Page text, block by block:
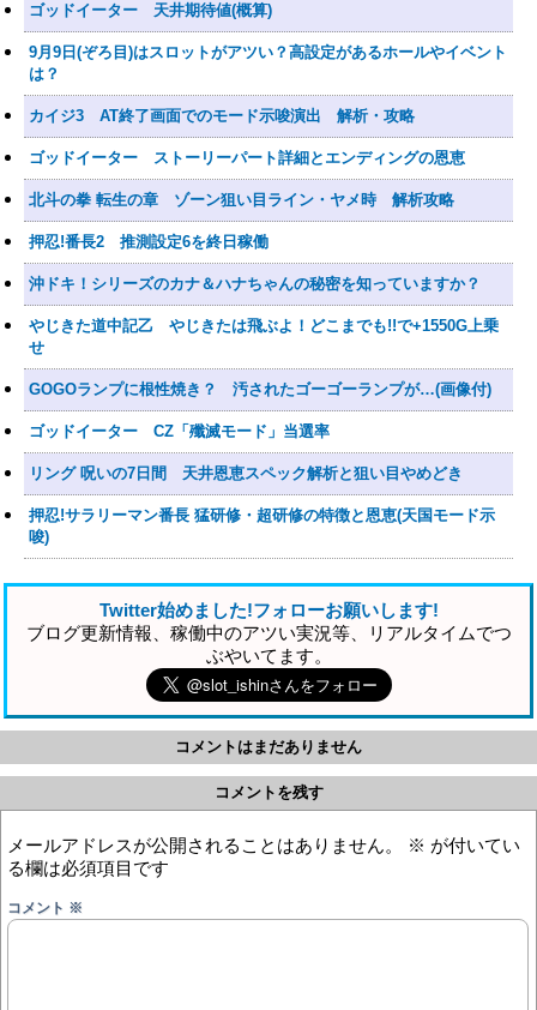
ゴッドイーター 天井期待値(概算)
9月9日(ぞろ目)はスロットがアツい？高設定があるホールやイベント
は？
カイジ3 AT終了画面でのモード示唆演出 解析・攻略
ゴッドイーター ストーリーパート詳細とエンディングの恩恵
北斗の拳 転生の章 ゾーン狙い目ライン・ヤメ時 解析攻略
押忍!番長2 推測設定6を終日稼働
沖ドキ！シリーズのカナ＆ハナちゃんの秘密を知っていますか？
やじきた道中記乙 やじきたは飛ぶよ！どこまでも!!で+1550G上乗
せ
GOGOランプに根性焼き？ 汚されたゴーゴーランプが…(画像付)
ゴッドイーター CZ「殲滅モード」当選率
リング 呪いの7日間 天井恩恵スペック解析と狙い目やめどき
押忍!サラリーマン番長 猛研修・超研修の特徴と恩恵(天国モード示
唆)
Twitter始めました!フォローお願いします!
ブログ更新情報、稼働中のアツい実況等、リアルタイムでつ
ぶやいてます。
コメントはまだありません
コメントを残す
メールアドレスが公開されることはありません。 ※ が付いてい
る欄は必須項目です
コメント ※